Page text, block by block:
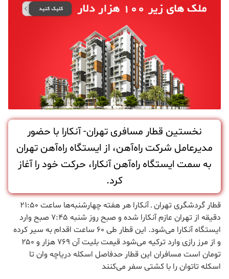
نخستین قطار مسافری تهران- آنکارا با حضور
مدیرعامل شرکت راه‌آهن، از ایستگاه راه‌آهن تهران
به سمت ایستگاه راه‌آهن آنکارا، حرکت خود را آغاز
کرد.
قطار گردشگری تهران ـ آنکارا هر هفته چهارشنبه‌ها ساعت 21:50
دقیقه از تهران عازم آنکارا شده و صبح روز شنبه 7:45 صبح وارد
ایستگاه آنکارا می‌شود. این قطار طی 60 ساعت اقدام به سیر کرده
و از مرز رازی وارد ترکیه می‌شود قیمت بلیت آن ۷۶۹ هزار و ۲۵۰
تومان است مسافران این قطار حدفاصل اسکله دریاچه وان تا
اسکله تاتوان را با کشتی سفر می‌کنند